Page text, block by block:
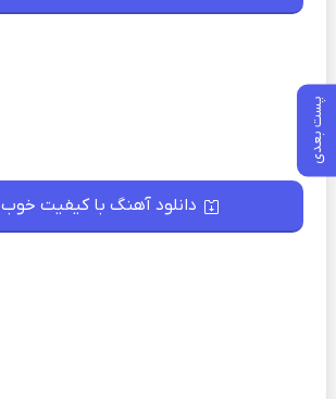
پست بعدی
دانلود آهنگ با کیفیت خوب 128